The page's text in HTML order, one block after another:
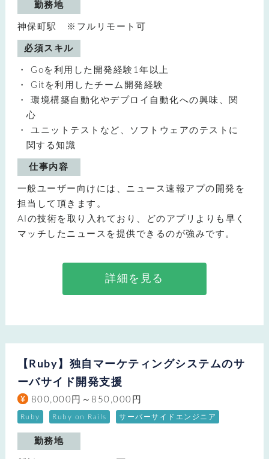
勤務地
神保町駅 ※フルリモート可
必須スキル
Goを利用した開発経験1年以上
Gitを利用したチーム開発経験
環境構築自動化やデプロイ自動化への興味、関
心
ユニットテストなど、ソフトウェアのテストに
関する知識
仕事内容
一般ユーザー向けには、ニュース速報アプの開発を
担当して頂きます。
AIの技術を取り入れており、どのアプリよりも早く
マッチしたニュースを提供できるのが強みです。
詳細を見る
【Ruby】独自マーケティングシステムのサ
ーバサイド開発支援
800,000円～850,000円
Ruby Ruby on Rails サーバーサイドエンジニア
勤務地